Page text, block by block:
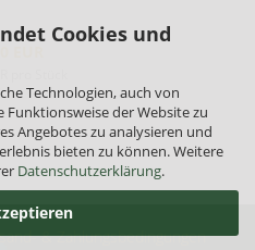
Cookies und
Technologien, auch von
der Website zu
Angebotes zu analysieren und
bieten zu können. Weitere
Datenschutzerklärung.
EUR
pro Stück
& Zahlungsbedingungen